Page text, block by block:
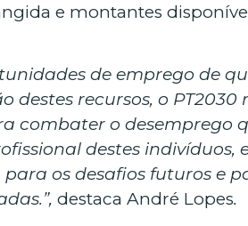
e montantes
de emprego de
recursos, o PT2030
combater o desemprego
destes indivíduos,
os desafios futuros e
destaca André Lopes.